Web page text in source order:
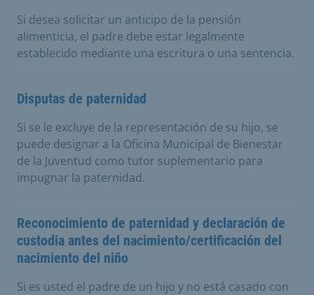
Si desea solicitar un anticipo de la pensión
alimenticia, el padre debe estar legalmente
establecido mediante una escritura o una sentencia.
Disputas de paternidad
Si se le excluye de la representación de su hijo, se
puede designar a la Oficina Municipal de Bienestar
de la Juventud como tutor suplementario para
impugnar la paternidad.
Reconocimiento de paternidad y declaración de
custodia antes del nacimiento/certificación del
nacimiento del niño
Si es usted el padre de un hijo y no está casado con